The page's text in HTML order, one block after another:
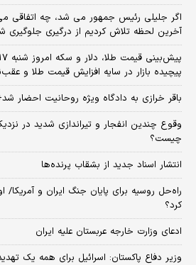
اگر جلیلی رئیس جمهور می شد، چه اتفاقی
آخرین لحظه تلاش کردیم از درگیری جلوگیری
پیچیده بازار در سایه افزایش قیمت طلا و
باقر خرازی به دادگاه ویژه روحانیت احضار
وقوع چندین انفجار و تیراندازی شدید در
چیست؟
انتشار اسناد جدید از بشقاب پرنده‌ها
راه‌حل روسیه برای پایان جنگ ایران و
کرد؟
ادعای وزارت خارجه عربستان علیه ایران
وزیر دفاع پاکستان: اسرائیل برای همه یک